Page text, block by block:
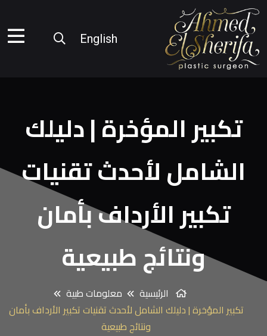
English
تكبير المؤخرة | دليلك
الشامل لأحدث تقنيات
تكبير الأرداف بأمان
ونتائج طبيعية
الرئيسية
معلومات طبية
تكبير المؤخرة | دليلك الشامل لأحدث تقنيات تكبير الأرداف بأمان
ونتائج طبيعية